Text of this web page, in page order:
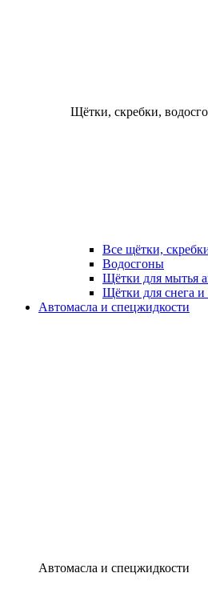
Щётки, скребки,
Все щётки,
Водосгоны
Щётки для мытья
Щётки для снега и
Автомасла и спецжидкости
Автомасла и спецжидкости